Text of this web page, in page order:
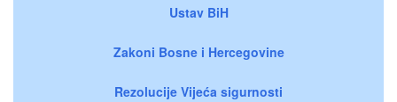
Ustav BiH
Zakoni Bosne i Hercegovine
Rezolucije Vijeća sigurnosti